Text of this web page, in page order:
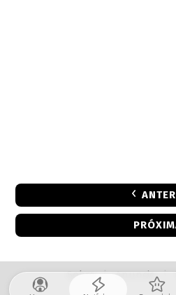
Sobre | Anuncie |